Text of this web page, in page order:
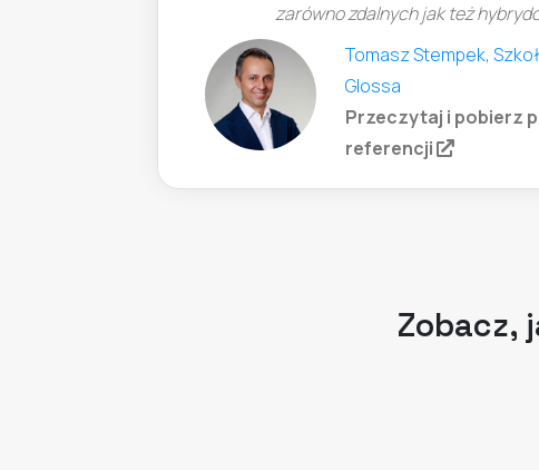
zarówno zdalnych jak też hybrydowych.
Tomasz Stempek, Szkoła Językowa
Przeczytaj i pobierz pełną wersję
(opens in a new tab)
Zobacz,